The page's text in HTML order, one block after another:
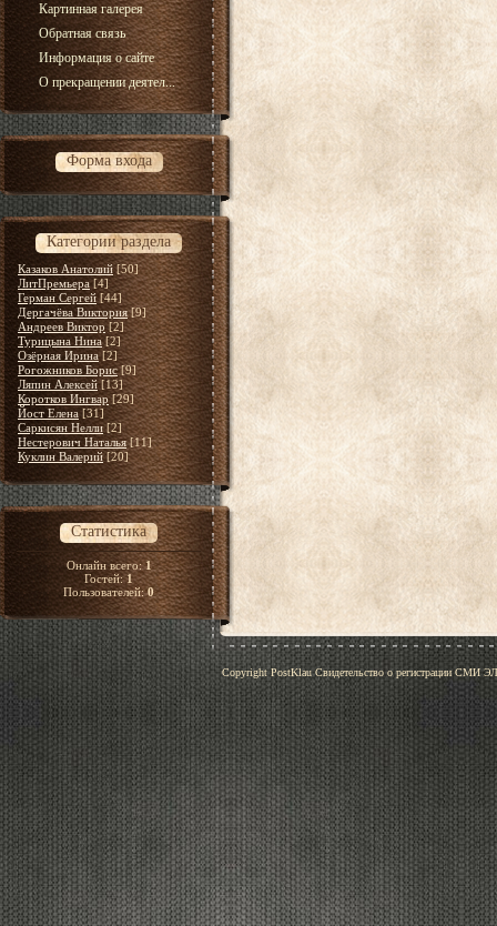
Картинная галерея
Обратная связь
Информация о сайте
О прекращении деятел...
Форма входа
Категории раздела
Казаков Анатолий [50]
ЛитПремьера [4]
Герман Сергей [44]
Дергачёва Виктория [9]
Андреев Виктор [2]
Турицына Нина [2]
Озёрная Ирина [2]
Рогожников Борис [9]
Ляпин Алексей [13]
Коротков Ингвар [29]
Йост Елена [31]
Саркисян Нелли [2]
Нестерович Наталья [11]
Куклин Валерий [20]
Статистика
Онлайн всего:1
Гостей:1
Пользователей:0
Copyright PostKlau Свидетельство о регистрации СМИ